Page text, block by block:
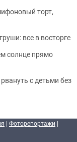
торт,
все в восторге
солнце прямо
с детьми без
| Фоторепортажи |